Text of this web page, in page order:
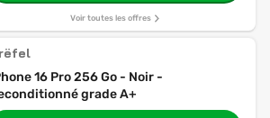
Voir toutes les offres
16 Pro 256 Go - Noir -
grade A+